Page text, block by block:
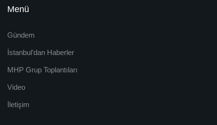
Menü
Gündem
İstanbul’dan Haberler
MHP Grup Toplantıları
Video
İletişim